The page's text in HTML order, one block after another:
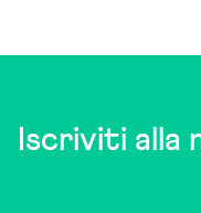
Iscriviti alla